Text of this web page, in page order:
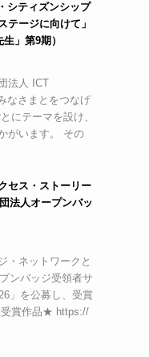
シティズンシップ
テージに向けて」
」第9期）
法人 ICT
なさまとをつなげ
にテーマを設け、
がいます。 その
セス・ストーリー
法人オープンバッ
・ネットワークと
ンバッジ受領者サ
」を公募し、受賞
賞作品★ https://